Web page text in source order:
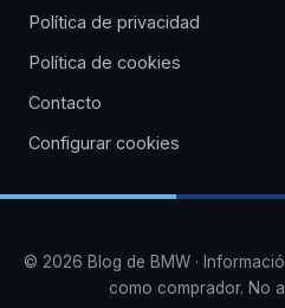
Política de privacidad
Política de cookies
Contacto
Configurar cookies
© 2026 Blog de BMW ·
como comprador. No